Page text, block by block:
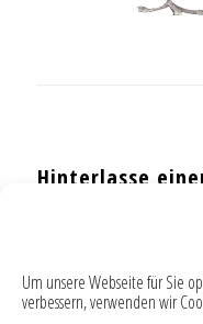
Um unsere Webseite für Sie
verbessern, verwenden wir
Hinterlasse
An der Diskussion
Du musstangemeldet